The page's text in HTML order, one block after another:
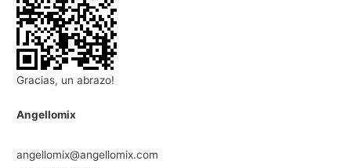
Gracias, un abrazo!
Angellomix
angellomix@angellomix.com